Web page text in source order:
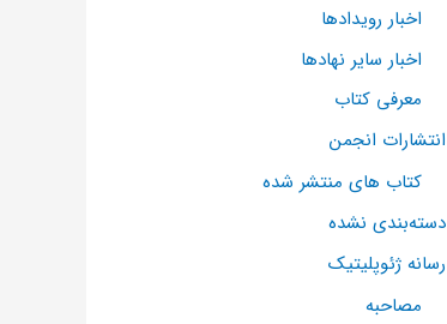
اخبار رویدادها
اخبار سایر نهادها
معرفی کتاب
انتشارات انجمن
کتاب های منتشر شده
دسته‌بندی نشده
رسانه ژئوپلیتیک
مصاحبه